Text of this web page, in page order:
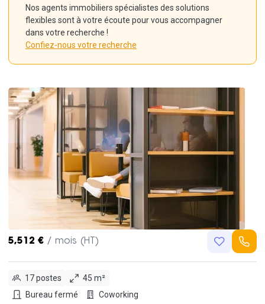
Nos agents immobiliers spécialistes des solutions
flexibles sont à votre écoute pour vous accompagner
dans votre recherche !
Confiez-nous votre recherche
5,512 € / mois (HT)
17 postes
45 m²
Bureau fermé
Coworking